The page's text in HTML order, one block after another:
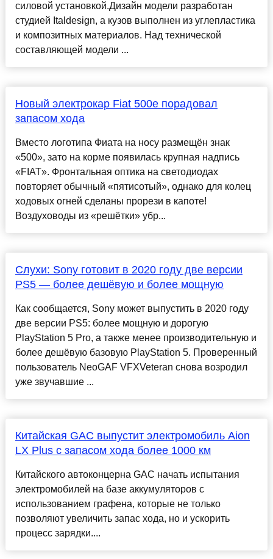
силовой установкой.Дизайн модели разработан
студией Italdesign, а кузов выполнен из углепластика
и композитных материалов. Над технической
составляющей модели ...
Новый электрокар Fiat 500e порадовал
запасом хода
Вместо логотипа Фиата на носу размещён знак
«500», зато на корме появилась крупная надпись
«FIAT». Фронтальная оптика на светодиодах
повторяет обычный «пятисотый», однако для колец
ходовых огней сделаны прорези в капоте!
Воздуховоды из «решётки» убр...
Слухи: Sony готовит в 2020 году две версии
PS5 — более дешёвую и более мощную
Как сообщается, Sony может выпустить в 2020 году
две версии PS5: более мощную и дорогую
PlayStation 5 Pro, а также менее производительную и
более дешёвую базовую PlayStation 5. Проверенный
пользователь NeoGAF VFXVeteran снова возродил
уже звучавшие ...
Китайская GAC выпустит электромобиль Aion
LX Plus с запасом хода более 1000 км
Китайского автоконцерна GAC начать испытания
электромобилей на базе аккумуляторов с
использованием графена, которые не только
позволяют увеличить запас хода, но и ускорить
процесс зарядки....